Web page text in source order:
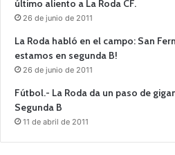
último aliento a La Roda CF.
26 de junio de 2011
La Roda habló en el campo: San
estamos en segunda B!
26 de junio de 2011
Fútbol.- La Roda da un paso de
Segunda B
11 de abril de 2011